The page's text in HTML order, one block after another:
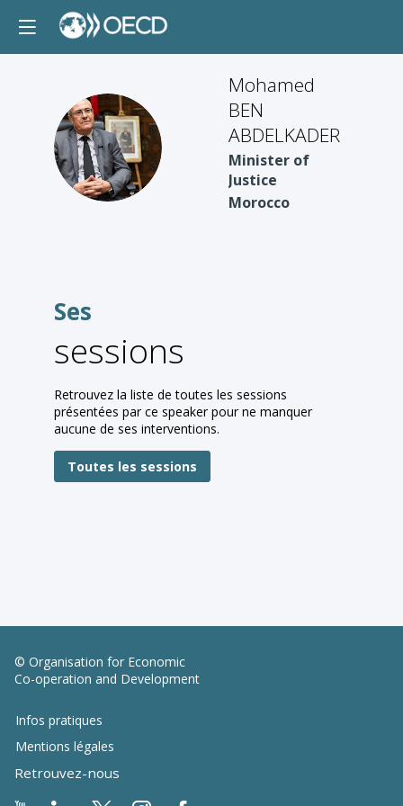
MBA
Mohamed
BEN
ABDELKADER
Minister of
Justice
Morocco
Ses
sessions
Retrouvez la liste de toutes les sessions
présentées par ce speaker pour ne manquer
aucune de ses interventions.
Toutes les sessions
© Organisation for Economic
Co-operation and Development
Infos pratiques
Mentions légales
Retrouvez-nous